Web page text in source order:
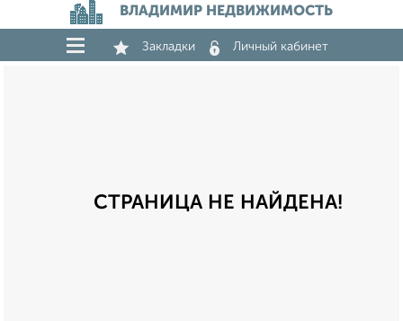
ВЛАДИМИР НЕДВИЖИМОСТЬ
Закладки Личный кабинет
СТРАНИЦА НЕ НАЙДЕНА!